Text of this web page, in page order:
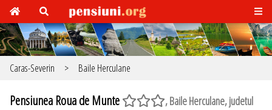
Caras-Severin > Baile Herculane
Pensiunea Roua de Munte
, Baile Herculane, judetul